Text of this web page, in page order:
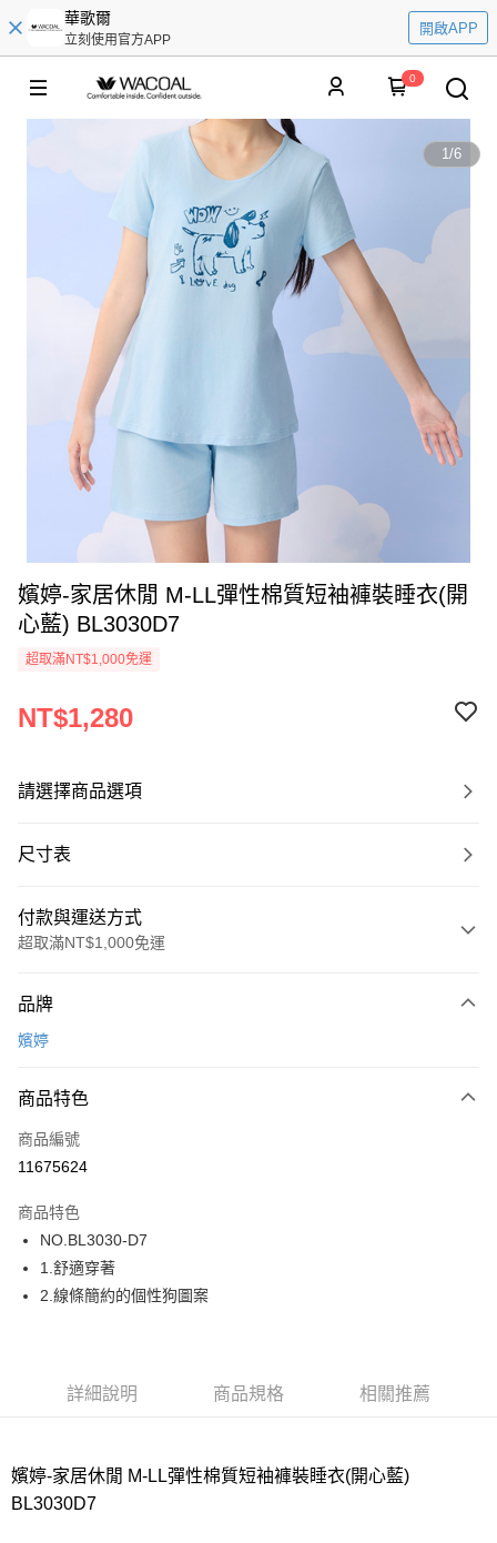
華歌爾
立刻使用官方APP
開啟APP
0
1/6
嬪婷-家居休閒 M-LL彈性棉質短袖褲裝睡衣(開
心藍) BL3030D7
超取滿NT$1,000免運
NT$1,280
請選擇商品選項
尺寸表
付款與運送方式
超取滿NT$1,000免運
信用卡一次付款
LINE Pay
街口支付
運送方式
全家取貨付款
每筆NT$80，滿NT$1,000(含以上)免運費
付款後7-11取貨
每筆NT$80，滿NT$1,000(含以上)免運費
品牌
嬪婷
商品特色
商品編號
11675624
商品特色
NO.BL3030-D7
1.舒適穿著
2.線條簡約的個性狗圖案
詳細說明 商品規格 相關推薦
嬪婷-家居休閒 M-LL彈性棉質短袖褲裝睡衣(開心藍)
BL3030D7